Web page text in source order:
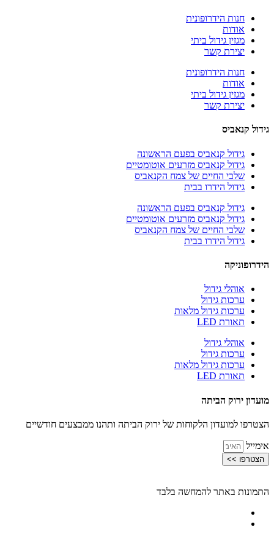
חנות הידרופונית
אודות
מגזין גידול ביתי
יצירת קשר
חנות הידרופונית
אודות
מגזין גידול ביתי
יצירת קשר
גידול קנאביס
גידול קנאביס בפעם הראשונה
גידול קנאביס מזרעים אוטומטיים
שלבי החיים של צמח הקנאביס
גידול הידרו בבית
גידול קנאביס בפעם הראשונה
גידול קנאביס מזרעים אוטומטיים
שלבי החיים של צמח הקנאביס
גידול הידרו בבית
הידרופוניקה
אוהלי גידול
ערכות גידול
ערכות גידול מלאות
תאורת LED
אוהלי גידול
ערכות גידול
ערכות גידול מלאות
תאורת LED
מועדון ירוק הביתה
הצטרפו למועדון הלקוחות של ירוק הביתה ותהנו ממבצעים חודשיים
אימייל
הצטרפו >>
התמונות באתר להמחשה בלבד